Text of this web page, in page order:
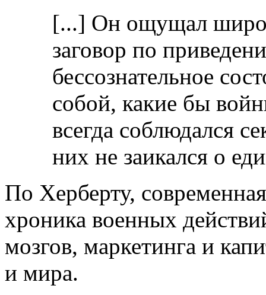
[...] Он ощущал
заговор по
бессознательное
собой, какие бы
всегда соблюдался
них не заикался о
По Херберту,
хроника военных
мозгов, маркетинга и
и мира.